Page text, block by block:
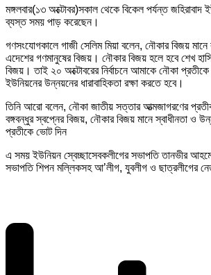
মঙ্গলবার(১৩ অক্টোবর)সকাল থেকে বিকেল পর্যন্ত জহিরাবাদ
ব্যস্ত সময় পাড় করেছেন।
গণসংযোগকালে গাজী সেলিম মিয়া বলেন, নৌকার বিজয় মানে
এদেশের গণমানুষের বিজয়। নৌকার বিজয় হলে হবে শেখ
বিজয়। তাই ২০ অক্টোবরের নির্বাচনে আমাকে নৌকা প্রতীকে
ইউনিয়নের উন্নয়নের ধারাবাহিকতা রক্ষা করতে হবে।
তিনি আরো বলেন, নৌকা জাতীয় সত্তার আত্মজাগরণের
বঙ্গবন্ধুর স্বপ্নের বিজয়, নৌকার বিজয় মানে স্বাধীনতা ও
প্রতীকে ভোট দিন
এ সময় ইউনিয়ন স্বেচ্ছাসেবকলীগের সভাপতি তানভীর
সভাপতি শিপন মল্লিকসহ আ’লীগ, যুবলীগ ও ছাত্রলীগের